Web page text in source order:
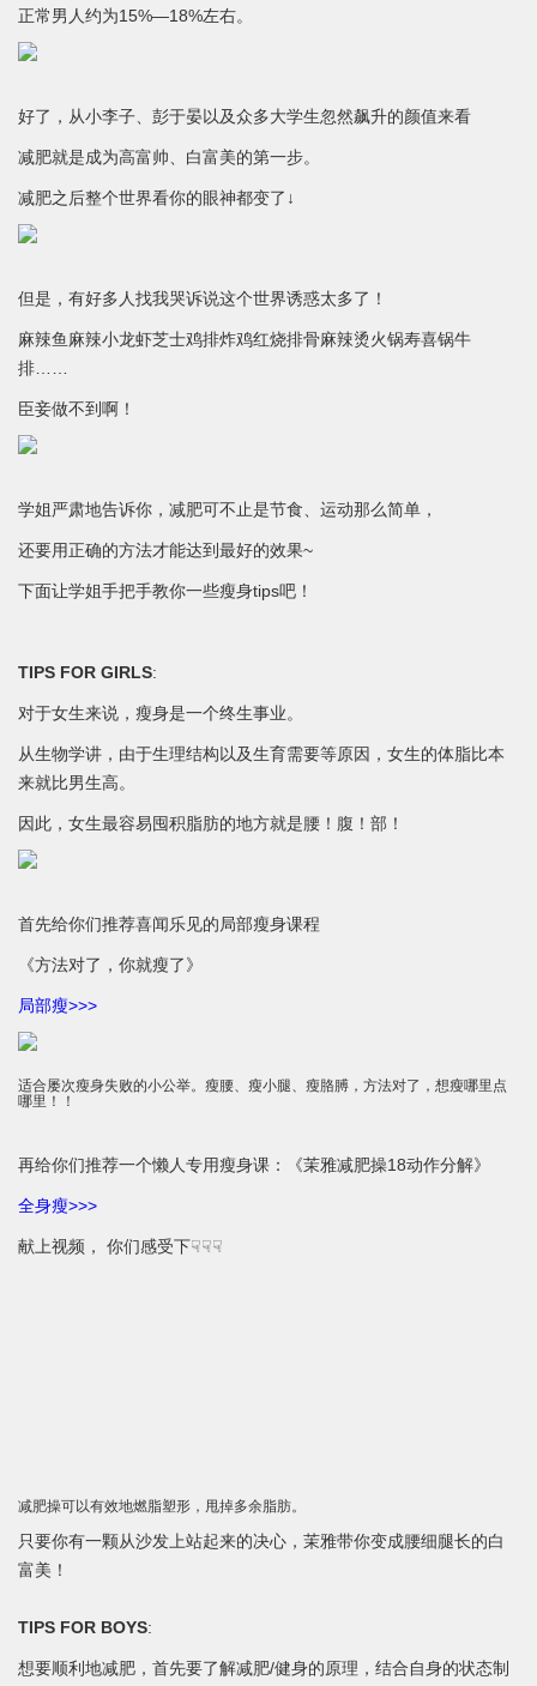
正常男人约为15%—18%左右。
好了，从小李子、彭于晏以及众多大学生忽然飙升的颜值来看
减肥就是成为高富帅、白富美的第一步。
减肥之后整个世界看你的眼神都变了↓
但是，有好多人找我哭诉说这个世界诱惑太多了！
麻辣鱼麻辣小龙虾芝士鸡排炸鸡红烧排骨麻辣烫火锅寿喜锅牛
排……
臣妾做不到啊！
学姐严肃地告诉你，减肥可不止是节食、运动那么简单，
还要用正确的方法才能达到最好的效果~
下面让学姐手把手教你一些瘦身tips吧！
TIPS FOR GIRLS:
对于女生来说，瘦身是一个终生事业。
从生物学讲，由于生理结构以及生育需要等原因，女生的体脂比本
来就比男生高。
因此，女生最容易囤积脂肪的地方就是腰！腹！部！
首先给你们推荐喜闻乐见的局部瘦身课程
《方法对了，你就瘦了》
局部瘦>>>
适合屡次瘦身失败的小公举。瘦腰、瘦小腿、瘦胳膊，方法对了，想瘦哪里点
哪里！！
再给你们推荐一个懒人专用瘦身课：《茉雅减肥操18动作分解》
全身瘦>>>
献上视频， 你们感受下☟☟☟
减肥操可以有效地燃脂塑形，甩掉多余脂肪。
只要你有一颗从沙发上站起来的决心，茉雅带你变成腰细腿长的白
富美！
TIPS FOR BOYS:
想要顺利地减肥，首先要了解减肥/健身的原理，结合自身的状态制